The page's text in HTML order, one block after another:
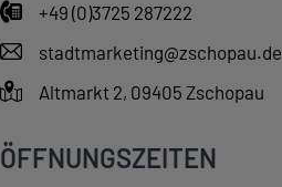
+49 (0)3725 287222
stadtmarketing@zschopau.de
Altmarkt 2, 09405 Zschopau
ÖFFNUNGSZEITEN